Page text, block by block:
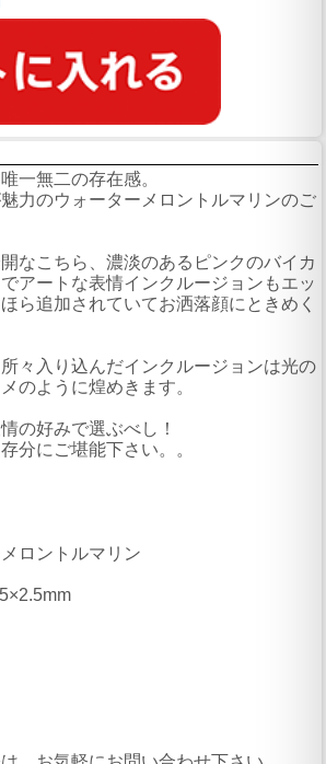
一無二の存在感。
力のウォーターメロントルマリンのご
なこちら、濃淡のあるピンクのバイカ
アートな表情インクルージョンもエッ
ら追加されていてお洒落顔にときめく
々入り込んだインクルージョンは光の
のように煌めきます。
の好みで選ぶべし！
分にご堪能下さい。。
ロントルマリン